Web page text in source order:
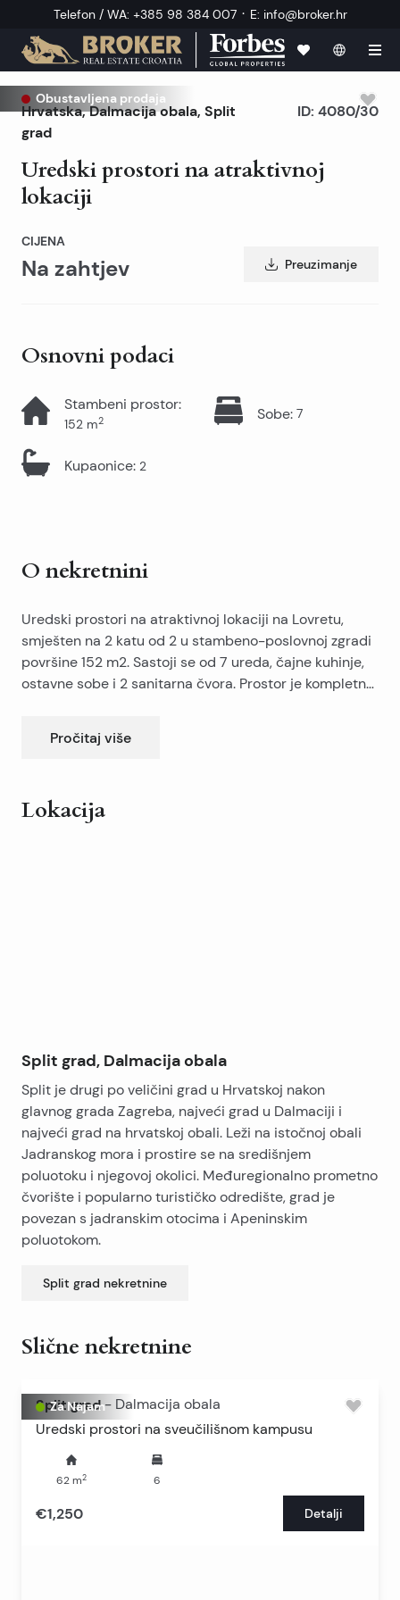
Telefon / WA: +385 98 384 007 · E: info@broker.hr
Obustavljena prodaja
Hrvatska,Dalmacija obala, Split
grad
Uredski prostori na atraktivnoj
lokaciji
ID: 4080/30
CIJENA
Na zahtjev Preuzimanje
Osnovni podaci
Stambeni prostor:
152 m2 Sobe: 7
Kupaonice: 2
O nekretnini
Uredski prostori na atraktivnoj lokaciji na Lovretu,
smješten na 2 katu od 2 u stambeno-poslovnoj zgradi
površine 152 m2. Sastoji se od 7 ureda, čajne kuhinje,
ostavne sobe i 2 sanitarna čvora. Prostor je kompletno
robne kuće ‘Dalma’, grada, banke i sl. Mogućnost
Pročitaj više
Lokacija
Split grad, Dalmacija obala
Split je drugi po veličini grad u Hrvatskoj nakon
glavnog grada Zagreba, najveći grad u Dalmaciji i
najveći grad na hrvatskoj obali. Leži na istočnoj obali
Jadranskog mora i prostire se na središnjem
poluotoku i njegovoj okolici. Međuregionalno prometno
čvorište i popularno turističko odredište, grad je
povezan s jadranskim otocima i Apeninskim
poluotokom.
Split grad nekretnine
Slične nekretnine
Za Najam
Split grad - Dalmacija obala
Uredski prostori na sveučilišnom kampusu
62 m2 6
€1,250 Detalji